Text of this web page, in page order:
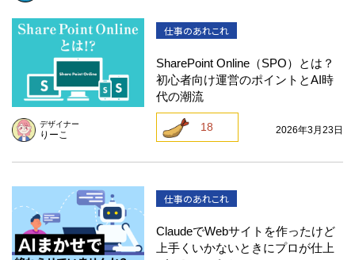
デザイナー
りーこ
仕事のあれこれ
SharePoint Online（SPO）とは？
初心者向け運営のポイントとAI時
代の潮流
18 2026年3月23日
仕事のあれこれ
ClaudeでWebサイトを作ったけど
上手くいかないときにプロが仕上